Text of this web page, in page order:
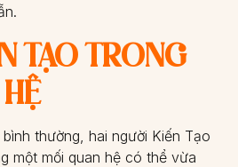
TẠO TRONG
thường, hai người Kiến Tạo
một mối quan hệ có thể vừa